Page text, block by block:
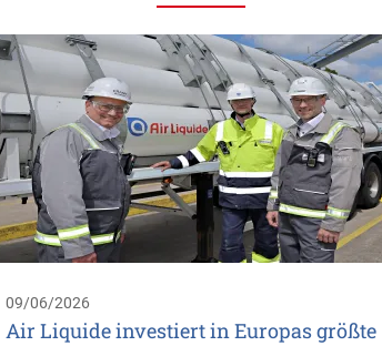
09/06/2026
Air Liquide investiert in Europas größte